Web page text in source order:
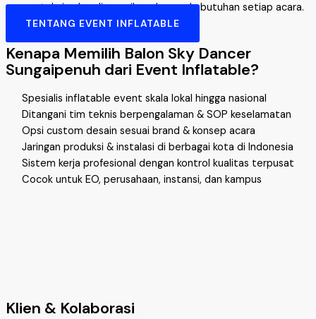
secara teknis, dan disesuaikan dengan kebutuhan setiap acara.
TENTANG EVENT INFLATABLE
Kenapa Memilih Balon Sky Dancer
Sungaipenuh dari Event Inflatable?
Spesialis inflatable event skala lokal hingga nasional
Ditangani tim teknis berpengalaman & SOP keselamatan
Opsi custom desain sesuai brand & konsep acara
Jaringan produksi & instalasi di berbagai kota di Indonesia
Sistem kerja profesional dengan kontrol kualitas terpusat
Cocok untuk EO, perusahaan, instansi, dan kampus
Klien & Kolaborasi